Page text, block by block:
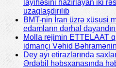
layihəsini hazırlayan iki
uzaqlaşdırılıb
BMT-nin İran üzrə xüsusi
edamların dərhal
Molla rejimin ETTELAAT
idmançı Vəhid
Dey ayı etirazlarında
Ərdəbil həbsxanasında